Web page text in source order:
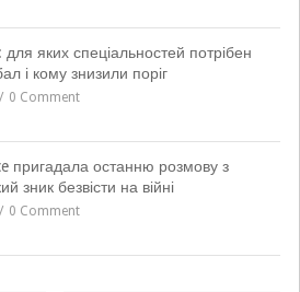
яких спеціальностей потрібен
і кому знизили поріг
0 Comment
пригадала останню розмову з
зник безвісти на війні
0 Comment